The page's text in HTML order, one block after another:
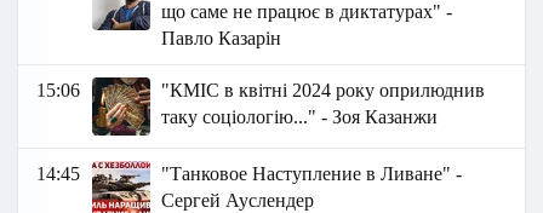
що саме не працює в диктатурах" -
Павло Казарін
15:06
"КМІС в квітні 2024 року оприлюднив
таку соціологію..." - Зоя Казанжи
14:45
"Танковое Наступление в Ливане" -
Сергей Ауслендер